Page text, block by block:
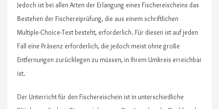
Jedoch ist bei allen Arten der Erlangung eines Fischereischeins das
Bestehen der Fischereiprüfung, die aus einem schriftlichen
Multiple-Choice-Test besteht, erforderlich. Für diesen ist auf jeden
Fall eine Präsenz erforderlich, die jedoch meist ohne große
Entfernungen zurücklegen zu müssen, in Ihrem Umkreis erreichbar
ist.
Der Unterricht für den Fischereischein ist in unterschiedliche